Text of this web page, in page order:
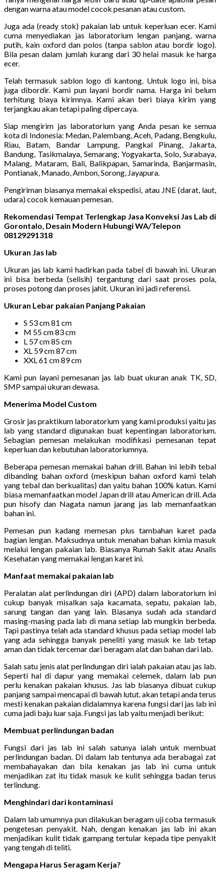
dengan warna atau model cocok pesanan atau custom.
Juga ada (ready stok) pakaian lab untuk keperluan ecer. Kami
cuma menyediakan jas laboratorium lengan panjang, warna
putih, kain oxford dan polos (tanpa sablon atau bordir logo).
Bila pesan dalam jumlah kurang dari 30 helai masuk ke harga
ecer.
Telah termasuk sablon logo di kantong. Untuk logo ini, bisa
juga dibordir. Kami pun layani bordir nama. Harga ini belum
terhitung biaya kirimnya. Kami akan beri biaya kirim yang
terjangkau akan tetapi paling dipercaya.
Siap mengirim jas laboratorium yang Anda pesan ke semua
kota di Indonesia: Medan, Palembang, Aceh, Padang, Bengkulu,
Riau, Batam, Bandar Lampung, Pangkal Pinang, Jakarta,
Bandung, Tasikmalaya, Semarang, Yogyakarta, Solo, Surabaya,
Malang, Mataram, Bali, Balikpapan, Samarinda, Banjarmasin,
Pontianak, Manado, Ambon, Sorong, Jayapura.
Pengiriman biasanya memakai ekspedisi, atau JNE (darat, laut,
udara) cocok kemauan pemesan.
Rekomendasi Tempat Terlengkap Jasa Konveksi Jas Lab di
Gorontalo, Desain Modern Hubungi WA/Telepon
08129291318
Ukuran Jas lab
Ukuran jas lab kami hadirkan pada tabel di bawah ini. Ukuran
ini bisa berbeda (selisih) tergantung dari saat proses pola,
proses potong dan proses jahit. Ukuran ini jadi referensi.
Ukuran Lebar pakaian Panjang Pakaian
S 53 cm 81 cm
M 55 cm 83 cm
L 57 cm 85 cm
XL 59 cm 87 cm
XXL 61 cm 89 cm
Kami pun layani pemesanan jas lab buat ukuran anak TK, SD,
SMP sampai ukuran dewasa.
Menerima Model Custom
Grosir jas praktikum laboratorium yang kami produksi yaitu jas
lab yang standard digunakan buat kepentingan laboratorium.
Sebagian pemesan melakukan modifikasi pemesanan tepat
keperluan dan kebutuhan laboratoriumnya.
Beberapa pemesan memakai bahan drill. Bahan ini lebih tebal
dibanding bahan oxford (meskipun bahan oxford kami telah
yang tebal dan berkualitas) dan yaitu bahan 100% katun. Kami
biasa memanfaatkan model Japan drill atau American drill. Ada
pun hisofy dan Nagata namun jarang jas lab memanfaatkan
bahan ini.
Pemesan pun kadang memesan plus tambahan karet pada
bagian lengan. Maksudnya untuk menahan bahan kimia masuk
melalui lengan pakaian lab. Biasanya Rumah Sakit atau Analis
Kesehatan yang memakai lengan karet ini.
Manfaat memakai pakaian lab
Peralatan alat perlindungan diri (APD) dalam laboratorium ini
cukup banyak misalkan saja kacamata, sepatu, pakaian lab,
sarung tangan dan yang lain. Biasanya sudah ada standard
masing-masing pada lab di mana setiap lab mungkin berbeda.
Tapi pastinya telah ada standard khusus pada setiap model lab
yang ada sehingga banyak peneliti yang masuk ke lab tetap
aman dan tidak tercemar dari beragam alat dan bahan dari lab.
Salah satu jenis alat perlindungan diri ialah pakaian atau jas lab.
Seperti hal di dapur yang memakai celemek, dalam lab pun
perlu kenakan pakaian khusus. Jas lab biasanya dibuat cukup
panjang sampai mencapai di bawah lutut. akan tetapi anda terus
mesti kenakan pakaian didalamnya karena fungsi dari jas lab ini
cuma jadi baju luar saja. Fungsi jas lab yaitu menjadi berikut:
Membuat perlindungan badan
Fungsi dari jas lab ini salah satunya ialah untuk membuat
perlindungan badan. Di dalam lab tentunya ada berabagai zat
membahayakan dan bila kenakan jas lab ini cuma untuk
menjadikan zat itu tidak masuk ke kulit sehingga badan terus
terlindung.
Menghindari dari kontaminasi
Dalam lab umumnya pun dilakukan beragam uji coba termasuk
pengetesan penyakit. Nah, dengan kenakan jas lab ini akan
menjadikan kulit tidak gampang tertular kepada tipe penyakit
yang tengah di teliti.
Mengapa Harus Seragam Kerja?